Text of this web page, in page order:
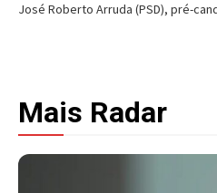
José Roberto Arruda (PSD), pré-
Mais Radar